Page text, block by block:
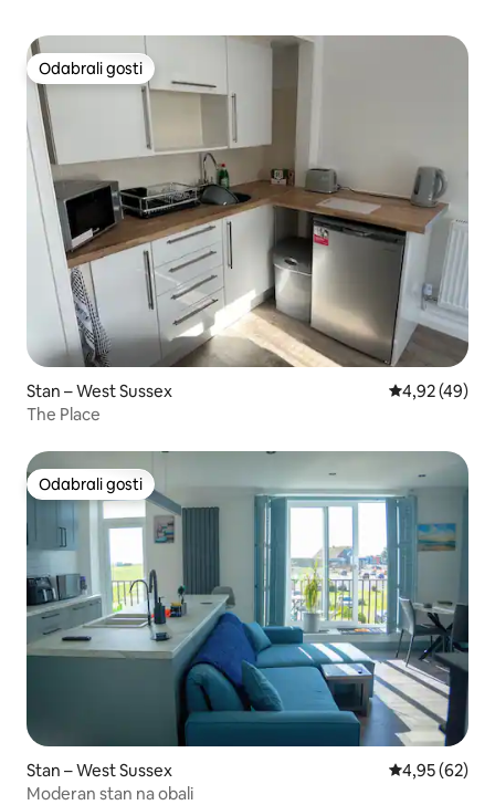
Odabrali gosti
Odabrali gosti
Stan – West Sussex Prosječna
4,92 (49)
The Place
Odabrali gosti
Odabrali gosti
Stan – West Sussex Prosječna
4,95 (62)
Moderan stan na obali